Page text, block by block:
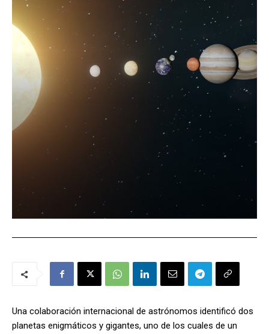
Una colaboración internacional de astrónomos identificó dos
planetas enigmáticos y gigantes, uno de los cuales de un